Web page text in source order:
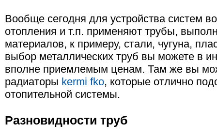
Вообще сегодня для устройства систем
отопления и т.п. применяют трубы,
материалов, к примеру, стали, чугуна,
выбор металлических труб вы можете в
вполне приемлемым ценам. Там же вы
радиаторы kermi fko, которые отлично
отопительной системы.
Разновидности труб